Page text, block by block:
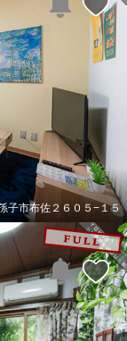
子市布佐２６０５−１５